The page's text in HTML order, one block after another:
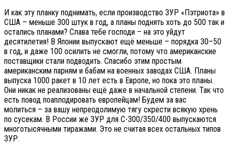
И как эту планку поднимать, если производство ЗУР «Пэтриота» в
США – меньше 300 штук в год, а планы поднять хоть до 500 так и
остались планами? Слава тебе господи – на это уйдут
десятилетия! В Японии выпускают ещё меньше – порядка 30–50
в год, и даже 100 осилить не смогли, потому что американские
поставщики стали подводить. Спасибо этим простым
американским парням и бабам на военных заводах США. Планы
выпуска 1000 ракет в 10 лет есть в Европе, но пока это планы.
Они никак не реализованы ещё даже в начальной степени. Так что
есть повод поаплодировать европейцам! Будем за вас
молиться – за вашу непреодолимую тягу скрести всякую хрень
по сусекам. В России же ЗУР для С-300/350/400 выпускаются
многотысячными тиражами. Это не считая всех остальных типов
ЗУР.